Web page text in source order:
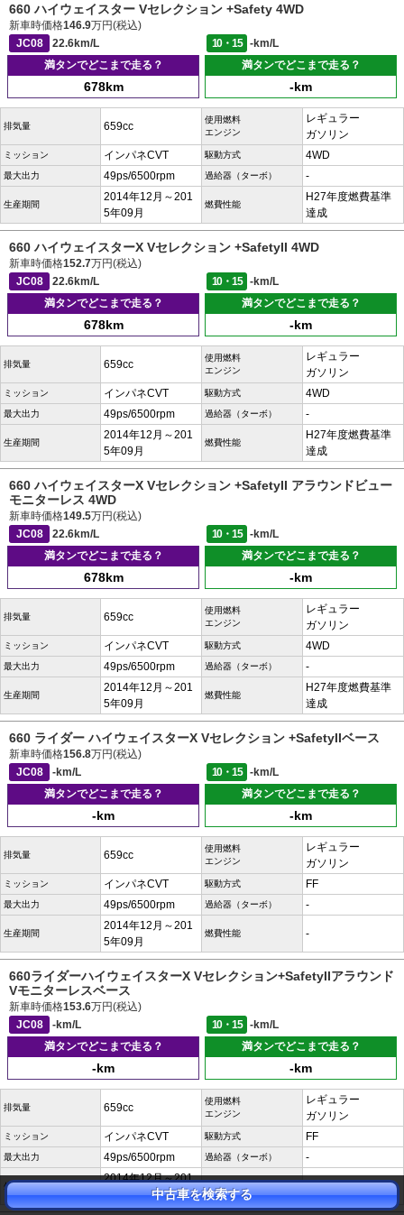
660 ハイウェイスター Vセレクション +Safety 4WD
新車時価格146.9万円(税込)
JC08
22.6km/L 10・15
-km/L
満タンでどこまで走る？
678km
満タンでどこまで走る？
-km
排気量 659cc
使用燃料
エンジン
レギュラー
ガソリン
ミッション インパネCVT 駆動方式 4WD
最大出力 49ps/6500rpm 過給器（ターボ） -
生産期間
2014年12月～201
5年09月
燃費性能
H27年度燃費基準
達成
660 ハイウェイスターX Vセレクション +SafetyII 4WD
新車時価格152.7万円(税込)
JC08
22.6km/L 10・15
-km/L
満タンでどこまで走る？
678km
満タンでどこまで走る？
-km
排気量 659cc
使用燃料
エンジン
レギュラー
ガソリン
ミッション インパネCVT 駆動方式 4WD
最大出力 49ps/6500rpm 過給器（ターボ） -
生産期間
2014年12月～201
5年09月
燃費性能
H27年度燃費基準
達成
660 ハイウェイスターX Vセレクション +SafetyII アラウンドビュー
モニターレス 4WD
新車時価格149.5万円(税込)
JC08
22.6km/L 10・15
-km/L
満タンでどこまで走る？
678km
満タンでどこまで走る？
-km
排気量 659cc
使用燃料
エンジン
レギュラー
ガソリン
ミッション インパネCVT 駆動方式 4WD
最大出力 49ps/6500rpm 過給器（ターボ） -
生産期間
2014年12月～201
5年09月
燃費性能
H27年度燃費基準
達成
660 ライダー ハイウェイスターX Vセレクション +SafetyIIベース
新車時価格156.8万円(税込)
JC08
-km/L 10・15
-km/L
満タンでどこまで走る？
-km
満タンでどこまで走る？
-km
排気量 659cc
使用燃料
エンジン
レギュラー
ガソリン
ミッション インパネCVT 駆動方式 FF
最大出力 49ps/6500rpm 過給器（ターボ） -
生産期間
2014年12月～201
5年09月
燃費性能 -
660ライダーハイウェイスターX Vセレクション+SafetyIIアラウンド
Vモニターレスベース
新車時価格153.6万円(税込)
JC08
-km/L 10・15
-km/L
満タンでどこまで走る？
-km
満タンでどこまで走る？
-km
排気量 659cc
使用燃料
エンジン
レギュラー
ガソリン
ミッション インパネCVT 駆動方式 FF
最大出力 49ps/6500rpm 過給器（ターボ） -
生産期間
2014年12月～201
5年09月
燃費性能 -
中古車を検索する